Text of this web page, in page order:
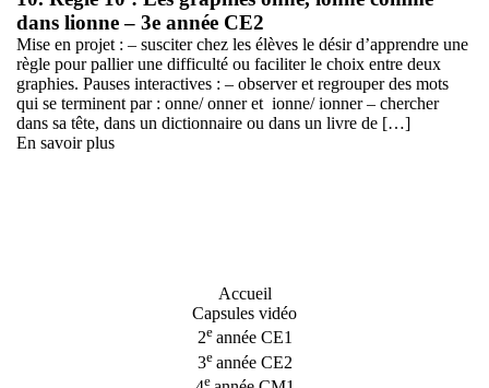
dans lionne – 3e année CE2
Mise en projet : – susciter chez les élèves le désir d’apprendre une
règle pour pallier une difficulté ou faciliter le choix entre deux
graphies. Pauses interactives : – observer et regrouper des mots
qui se terminent par : onne/ onner et ionne/ ionner – chercher
dans sa tête, dans un dictionnaire ou dans un livre de […]
En savoir plus
Accueil
Capsules vidéo
2e année CE1
3e année CE2
e